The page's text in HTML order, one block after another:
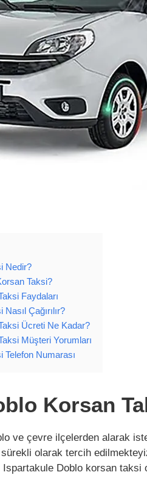
Nedir?
Taksi?
Faydaları
Çağırılır?
Ücreti Ne Kadar?
Müşteri Yorumları
Telefon Numarası
Korsan
ve çevre ilçelerden alarak
olarak tercih
Doblo korsan taksi